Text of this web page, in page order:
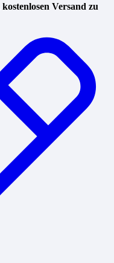
kostenlosen Versand zu